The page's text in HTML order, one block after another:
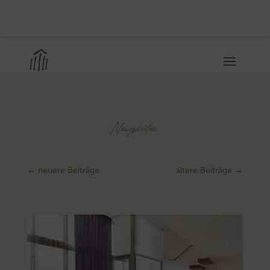
Neuigkeiten
← neuere Beiträge ältere Beiträge →